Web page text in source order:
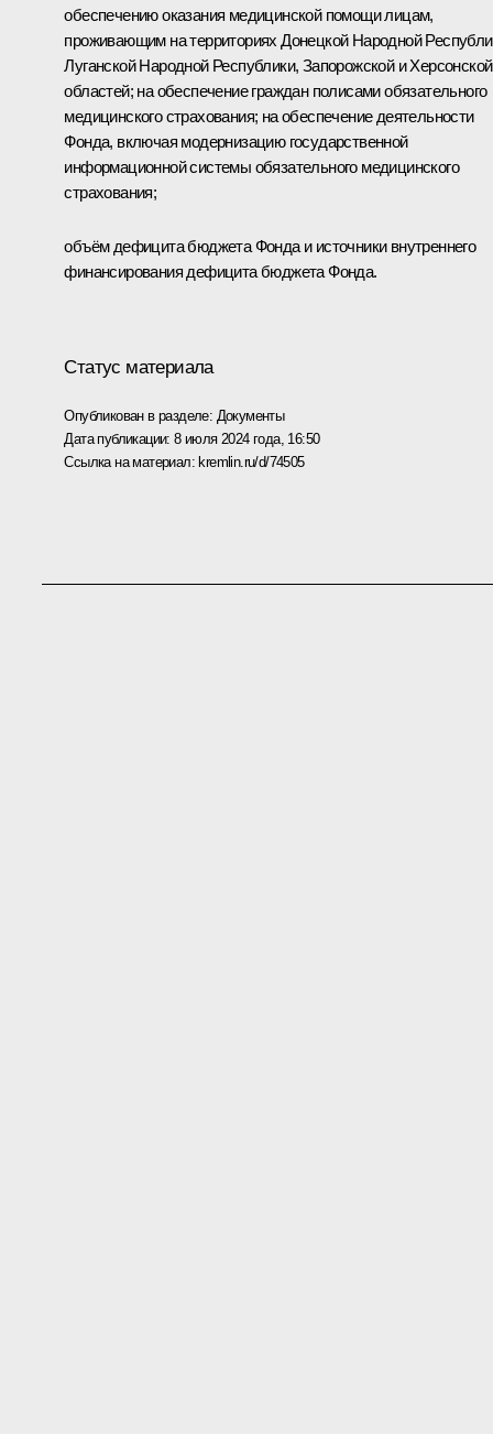
обеспечению оказания медицинской помощи лицам,
проживающим на территориях Донецкой Народной
Луганской Народной Республики, Запорожской и Херсонской
областей; на обеспечение граждан полисами обязательного
медицинского страхования; на обеспечение деятельности
Фонда, включая модернизацию государственной
информационной системы обязательного медицинского
страхования;
объём дефицита бюджета Фонда и источники внутреннего
финансирования дефицита бюджета Фонда.
Статус материала
Опубликован в разделе: Документы
Дата публикации:8 июля 2024 года, 16:50
Ссылка на материал: kremlin.ru/d/74505